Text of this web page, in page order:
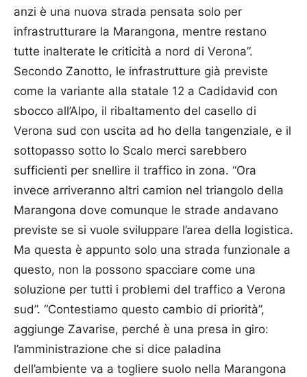
anzi è una nuova strada pensata solo per
infrastrutturare la Marangona, mentre restano
tutte inalterate le criticità a nord di Verona”.
Secondo Zanotto, le infrastrutture già previste
come la variante alla statale 12 a Cadidavid con
sbocco all’Alpo, il ribaltamento del casello di
Verona sud con uscita ad ho della tangenziale, e il
sottopasso sotto lo Scalo merci sarebbero
sufficienti per snellire il traffico in zona. “Ora
invece arriveranno altri camion nel triangolo della
Marangona dove comunque le strade andavano
previste se si vuole sviluppare l’area della logistica.
Ma questa è appunto solo una strada funzionale a
questo, non la possono spacciare come una
soluzione per tutti i problemi del traffico a Verona
sud”. “Contestiamo questo cambio di priorità”,
aggiunge Zavarise, perché è una presa in giro:
l’amministrazione che si dice paladina
dell’ambiente va a togliere suolo nella Marangona